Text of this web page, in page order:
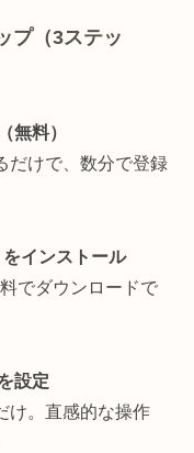
プ（3ステッ
無料）
だけで、数分で登録
インストール
でダウンロードで
設定
け。直感的な操作